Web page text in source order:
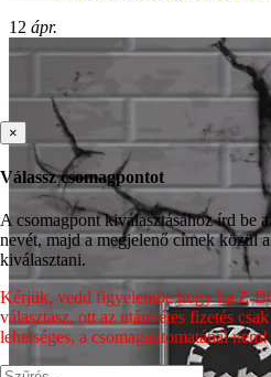
12 ápr.
×
Válassz csomagpontot
A csomagpont kiválasztásához írd be
nevét, majd a megjelenő címek közül
kiválasztani.
Kérjük, vedd figyelembe hogy ha Z-
választasz, ott az utánvétes fizetés
lehetséges, a csomagautomatánál nem!